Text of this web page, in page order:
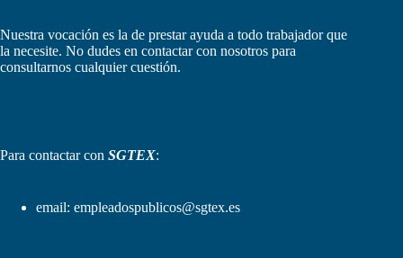
Nuestra vocación es la de prestar ayuda a todo trabajador que
la necesite. No dudes en contactar con nosotros para
consultarnos cualquier cuestión.
Para contactar con SGTEX:
email: empleadospublicos@sgtex.es